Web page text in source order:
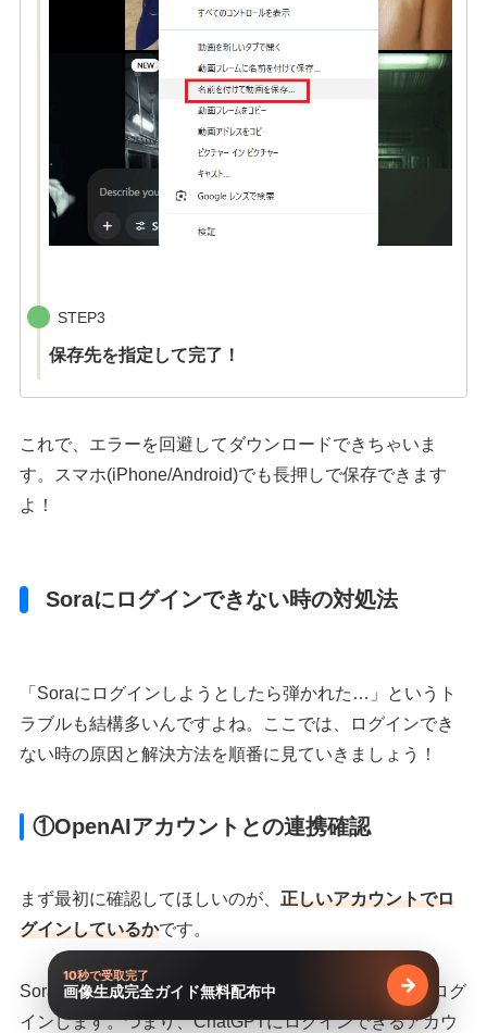
STEP3
保存先を指定して完了！
これで、エラーを回避してダウンロードできちゃいま
す。スマホ(iPhone/Android)でも長押しで保存できます
よ！
Soraにログインできない時の対処法
「Soraにログインしようとしたら弾かれた…」というト
ラブルも結構多いんですよね。ここでは、ログインでき
ない時の原因と解決方法を順番に見ていきましょう！
①OpenAIアカウントとの連携確認
まず最初に確認してほしいのが、正しいアカウントでロ
グインしているかです。
Soraは、ChatGPTと同じOpenAIアカウントを使ってログ
インします。つまり、ChatGPTにログインできるアカウ
10秒で受取完了
画像生成完全ガイド無料配布中 無料で受け
→